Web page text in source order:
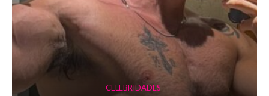
CELEBRIDADES